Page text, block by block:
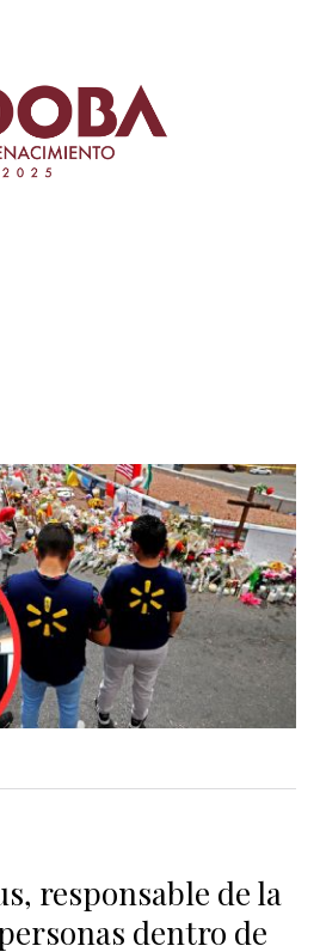
responsable de la
dentro de